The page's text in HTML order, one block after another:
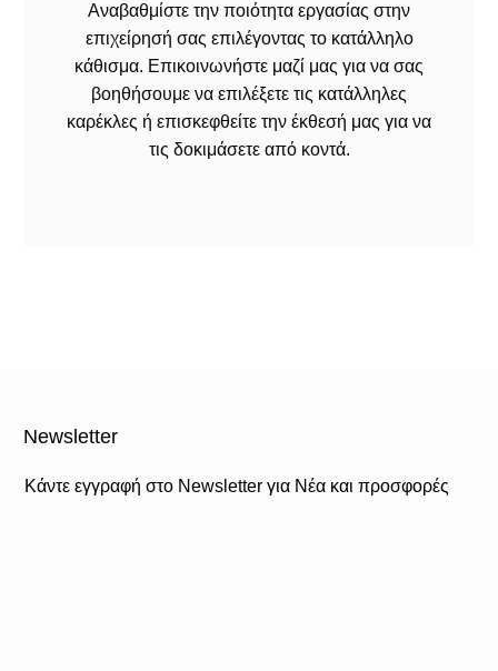
Αναβαθμίστε την ποιότητα εργασίας στην
επιχείρησή σας επιλέγοντας το κατάλληλο
κάθισμα. Επικοινωνήστε μαζί μας για να σας
βοηθήσουμε να επιλέξετε τις κατάλληλες
καρέκλες ή επισκεφθείτε την έκθεσή μας για να
τις δοκιμάσετε από κοντά.
Newsletter
Κάντε εγγραφή στο Newsletter για Νέα και προσφορές